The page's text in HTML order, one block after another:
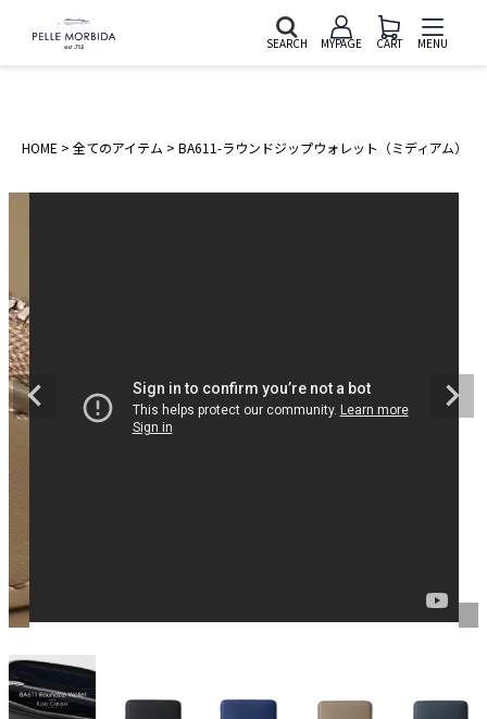
SEARCH MYPAGE CART MENU
HOME 全てのアイテム BA611-ラウンドジップウォレット（ミディアム）